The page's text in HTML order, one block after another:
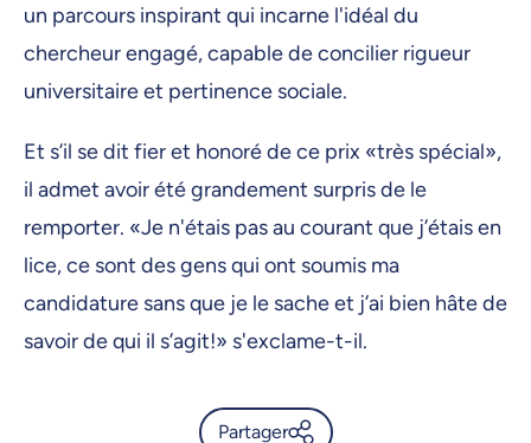
un parcours inspirant qui incarne l'idéal du
chercheur engagé, capable de concilier rigueur
universitaire et pertinence sociale.
Et s’il se dit fier et honoré de ce prix «très spécial»,
il admet avoir été grandement surpris de le
remporter. «Je n'étais pas au courant que j’étais en
lice, ce sont des gens qui ont soumis ma
candidature sans que je le sache et j’ai bien hâte de
savoir de qui il s’agit!» s'exclame-t-il.
Partager